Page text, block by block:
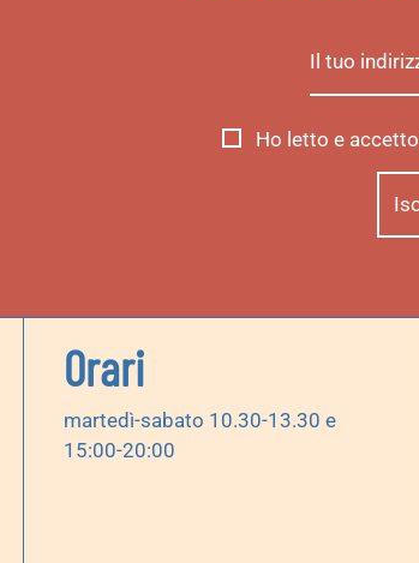
Ho letto e accetto
Orari
martedì-sabato 10.30-13.30 e
15:00-20:00